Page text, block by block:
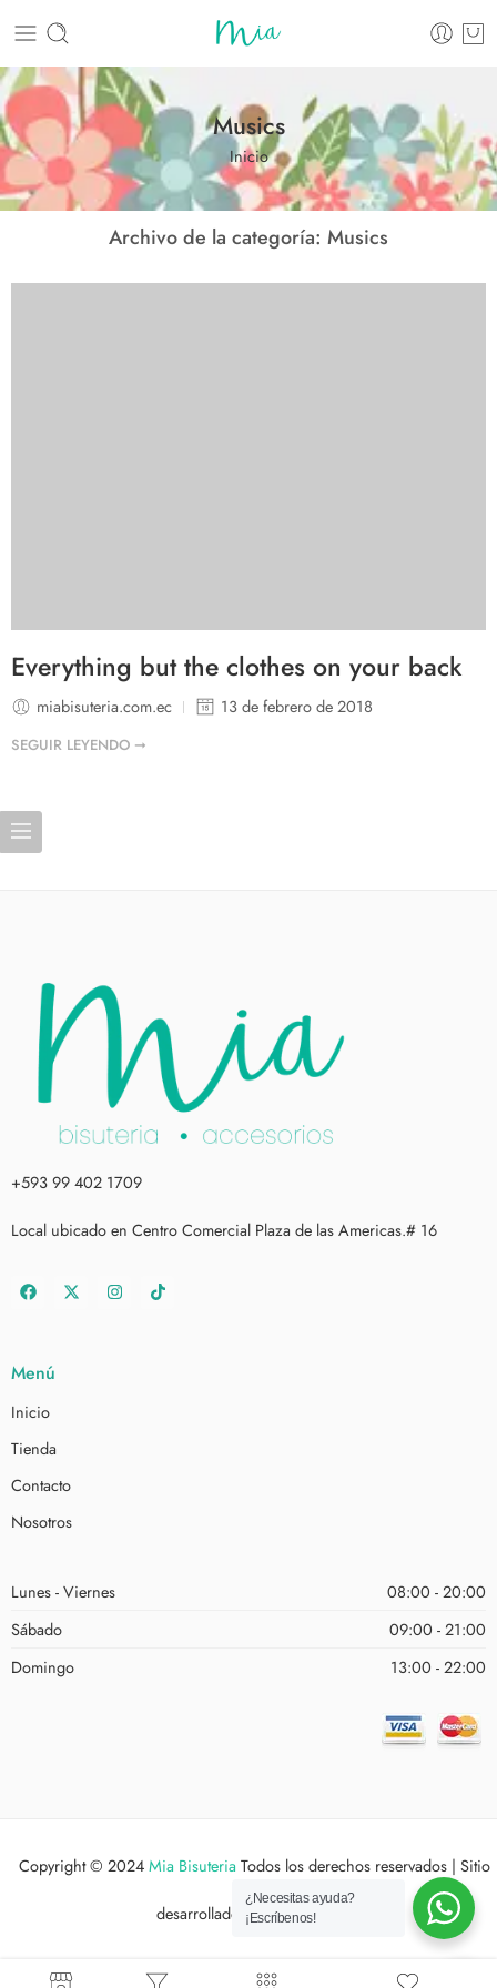
Musics
Inicio
Archivo de la categoría: Musics
Everything but the clothes on your back
miabisuteria.com.ec 13 de febrero de 2018
SEGUIR LEYENDO ➞
+593 99 402 1709
Local ubicado en Centro Comercial Plaza de las Americas.# 16
Menú
Inicio
Tienda
Contacto
Nosotros
Lunes - Viernes
08:00 - 20:00
Sábado
09:00 - 21:00
Domingo
13:00 - 22:00
Copyright © 2024Mia BisuteriaTodos los derechos reservados | Sitio
desarrollado porEstudio XYX
¿Necesitas ayuda?
¡Escríbenos!